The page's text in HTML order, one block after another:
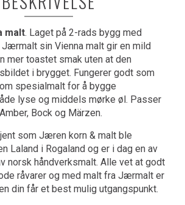
malt. Laget på 2-rads bygg med
Jærmalt sin Vienna malt gir en mild
mer toastet smak uten at den
i brygget. Fungerer godt som
spesialmalt for å bygge
lyse og middels mørke øl. Passer
Bock og Märzen.
som Jæren korn & malt ble
Laland i Rogaland og er i dag en av
norsk håndverksmalt. Alle vet at godt
råvarer og med malt fra Jærmalt er
din får et best mulig utgangspunkt.